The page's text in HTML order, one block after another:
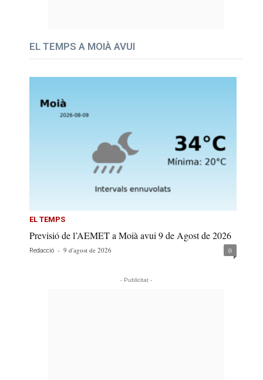
EL TEMPS A MOIÀ AVUI
EL TEMPS
Previsió de l’AEMET a Moià avui 9 de Agost de 2026
Redacció - 9 d'agost de 2026 0
- Publicitat -